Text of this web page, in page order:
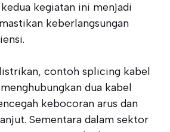
kegiatan ini menjadi
keberlangsungan
contoh splicing kabel
dua kabel
kebocoran arus dan
Sementara dalam sektor